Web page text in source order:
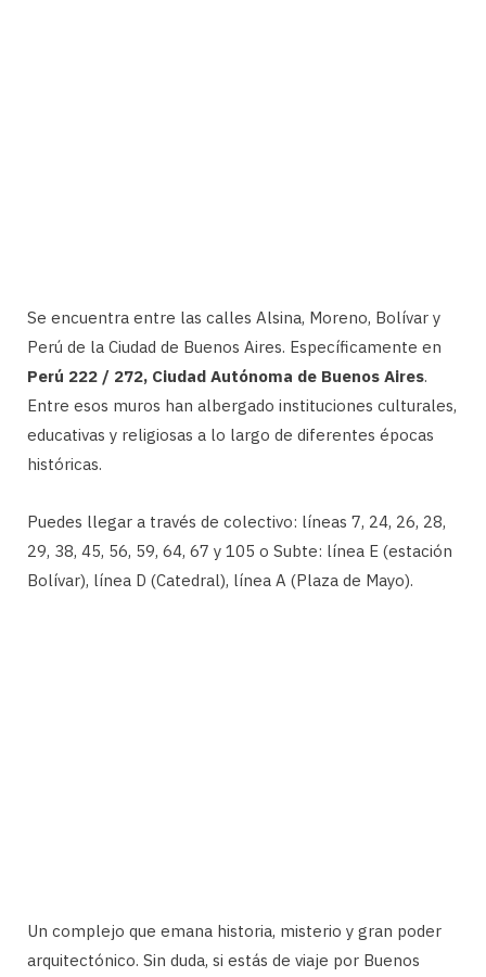
Se encuentra entre las calles Alsina, Moreno, Bolívar y
Perú de la Ciudad de Buenos Aires. Específicamente en
Perú 222 / 272, Ciudad Autónoma de Buenos Aires.
Entre esos muros han albergado instituciones culturales,
educativas y religiosas a lo largo de diferentes épocas
históricas.
Puedes llegar a través de colectivo: líneas 7, 24, 26, 28,
29, 38, 45, 56, 59, 64, 67 y 105 o Subte: línea E (estación
Bolívar), línea D (Catedral), línea A (Plaza de Mayo).
Un complejo que emana historia, misterio y gran poder
arquitectónico. Sin duda, si estás de viaje por Buenos